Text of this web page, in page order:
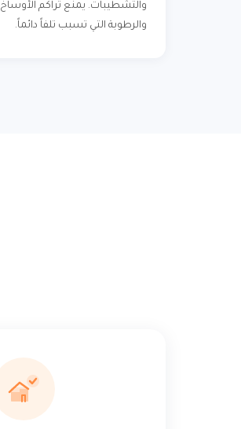
والتشطيبات. يمنع تراكم الأوساخ
والرطوبة التي تسبب تلفاً دائماً.